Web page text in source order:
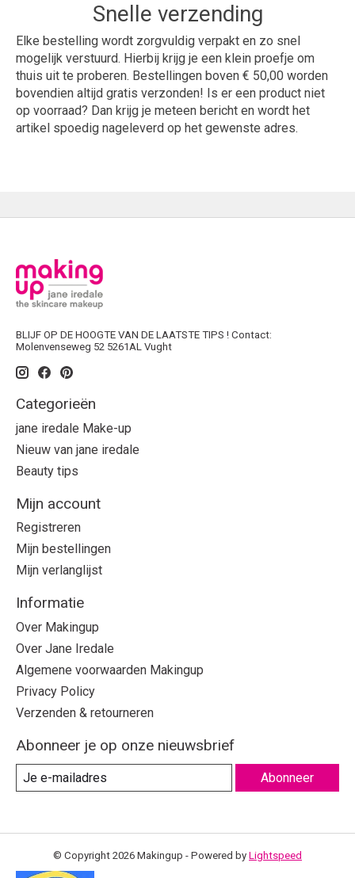
Snelle verzending
Elke bestelling wordt zorgvuldig verpakt en zo snel
mogelijk verstuurd. Hierbij krijg je een klein proefje om
thuis uit te proberen. Bestellingen boven € 50,00 worden
bovendien altijd gratis verzonden! Is er een product niet
op voorraad? Dan krijg je meteen bericht en wordt het
artikel spoedig nageleverd op het gewenste adres.
BLIJF OP DE HOOGTE VAN DE LAATSTE TIPS ! Contact:
Molenvenseweg 52 5261AL Vught
Categorieën
jane iredale Make-up
Nieuw van jane iredale
Beauty tips
Mijn account
Registreren
Mijn bestellingen
Mijn verlanglijst
Informatie
Over Makingup
Over Jane Iredale
Algemene voorwaarden Makingup
Privacy Policy
Verzenden & retourneren
Abonneer je op onze nieuwsbrief
Abonneer
© Copyright 2026 Makingup - Powered by Lightspeed